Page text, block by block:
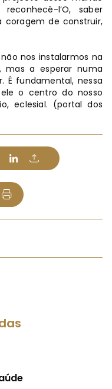
l’O, saber
coragem de construir,
nos instalarmos na
mas a esperar numa
É fundamental, nessa
o centro do nosso
eclesial. (portal dos